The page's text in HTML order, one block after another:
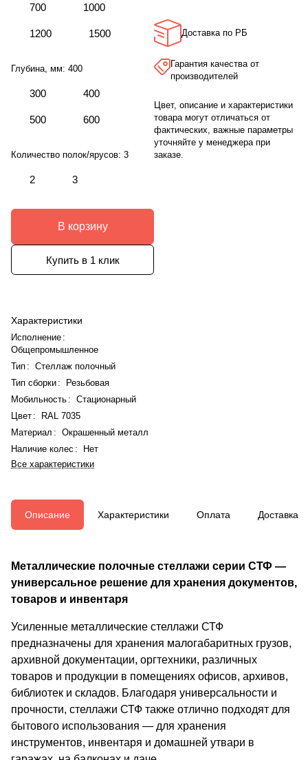
700 1000
1200 1500
Глубина, мм: 400
300 400
500 600
Количество полок/ярусов: 3
2 3
В корзину
Купить в 1 клик
Характеристики
Исполнение :
Общепромышленное
Тип : Стеллаж полочный
Тип сборки:
Резьбовая
Мобильность : Стационарный
Цвет :
RAL 7035
Материал : Окрашенный металл
Наличие колес :
Нет
Все характеристики
Доставка по РБ
Гарантия качества от
производителей
Цвет, описание и характеристики
товара могут отличаться от
фактических, важные параметры
уточняйте у менеджера при
заказе.
Описание Характеристики Оплата Доставка
Металлические полочные стеллажи серии СТФ —
универсальное решение для хранения документов,
товаров и инвентаря
Усиленные металлические стеллажи СТФ
предназначены для хранения малогабаритных грузов,
архивной документации, оргтехники, различных
товаров и продукции в помещениях офисов, архивов,
библиотек и складов. Благодаря универсальности и
прочности, стеллажи СТФ также отлично подходят для
бытового использования — для хранения
инструментов, инвентаря и домашней утвари в